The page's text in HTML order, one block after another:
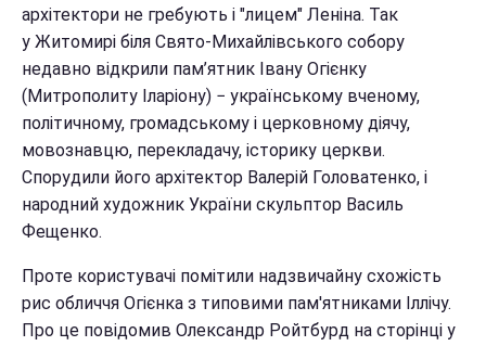
архітектори не гребують і "лицем" Леніна. Так
у Житомирі біля Свято-Михайлівського собору
недавно відкрили пам’ятник Івану Огієнку
(Митрополиту Іларіону) − українському вченому,
політичному, громадському і церковному діячу,
мовознавцю, перекладачу, історику церкви.
Спорудили його архітектор Валерій Головатенко, і
народний художник України скульптор Василь
Фещенко.
Проте користувачі помітили надзвичайну схожість
рис обличчя Огієнка з типовими пам'ятниками Іллічу.
Про це повідомив Олександр Ройтбурд на сторінці у